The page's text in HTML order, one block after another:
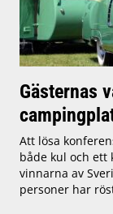
Gästernas
Att lösa
både kul och ett
vinnarna av
personer har